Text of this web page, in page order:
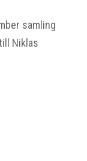
samling
Niklas